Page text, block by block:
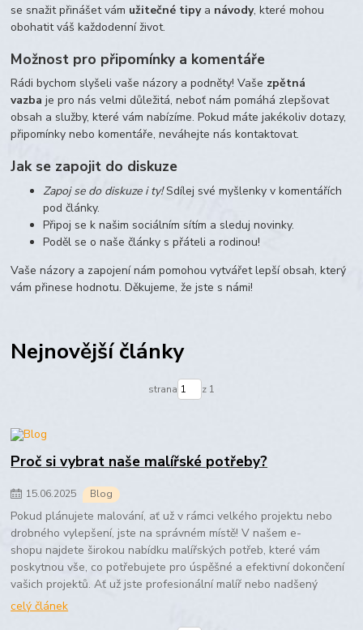
se snažit přinášet vám užitečné tipya návody, které mohou
obohatit váš každodenní život.
Možnost pro připomínky a komentáře
Rádi bychom slyšeli vaše názory a podněty! Vaše zpětná
vazba je pro nás velmi důležitá, neboť nám pomáhá zlepšovat
obsah a služby, které vám nabízíme. Pokud máte jakékoliv dotazy,
připomínky nebo komentáře, neváhejte nás kontaktovat.
Jak se zapojit do diskuze
Zapoj se do diskuze i ty!Sdílej své myšlenky v komentářích
pod články.
Připoj se k našim sociálním sítím a sleduj novinky.
Poděl se o naše články s přáteli a rodinou!
Vaše názory a zapojení nám pomohou vytvářet lepší obsah, který
vám přinese hodnotu. Děkujeme, že jste s námi!
Nejnovější články
strana z 1
Proč si vybrat naše malířské potřeby?
15.06.2025 Blog
Pokud plánujete malování, ať už v rámci velkého projektu nebo
drobného vylepšení, jste na správném místě! V našem e-
shopu najdete širokou nabídku malířských potřeb, které vám
poskytnou vše, co potřebujete pro úspěšné a efektivní dokončení
vašich projektů. Ať už jste profesionální malíř nebo nadšený
celý článek